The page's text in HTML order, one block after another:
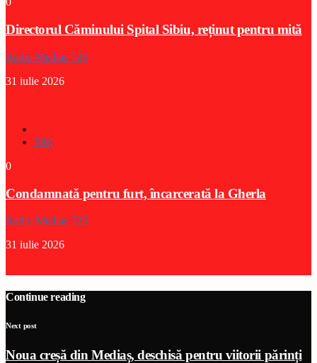
Directorul Căminului Spital Sibiu, reținut pentru mită
Radio Medias 725
31 iulie 2026
Stiri
0
Condamnată pentru furt, încarcerată la Gherla
Radio Medias 725
31 iulie 2026
Continue reading
Next post
Noua creșă din Mediaș, deschisă pentru viitorii părinți